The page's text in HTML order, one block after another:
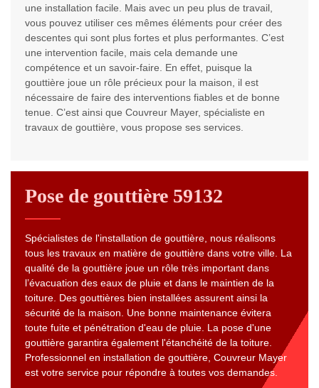
une installation facile. Mais avec un peu plus de travail,
vous pouvez utiliser ces mêmes éléments pour créer des
descentes qui sont plus fortes et plus performantes. C’est
une intervention facile, mais cela demande une
compétence et un savoir-faire. En effet, puisque la
gouttière joue un rôle précieux pour la maison, il est
nécessaire de faire des interventions fiables et de bonne
tenue. C’est ainsi que Couvreur Mayer, spécialiste en
travaux de gouttière, vous propose ses services.
Pose de gouttière 59132
Spécialistes de l'installation de gouttière, nous réalisons
tous les travaux en matière de gouttière dans votre ville. La
qualité de la gouttière joue un rôle très important dans
l’évacuation des eaux de pluie et dans le maintien de la
toiture. Des gouttières bien installées assurent ainsi la
sécurité de la maison. Une bonne maintenance évitera
toute fuite et pénétration d'eau de pluie. La pose d'une
gouttière garantira également l'étanchéité de la toiture.
Professionnel en installation de gouttière, Couvreur Mayer
est votre service pour répondre à toutes vos demandes.